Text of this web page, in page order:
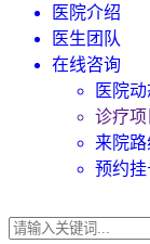
医院介绍
医生团队
在线咨询
医院
诊疗项
来院路
预约挂